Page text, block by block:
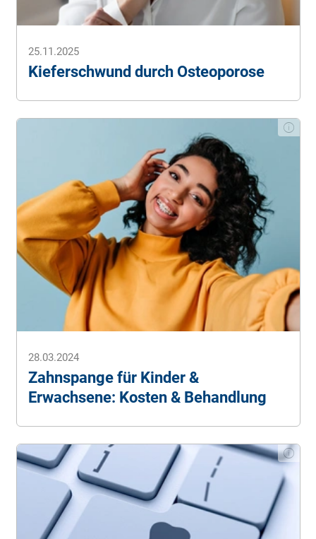
25.11.2025
Kieferschwund durch Osteoporose
28.03.2024
Zahnspange für Kinder &
Erwachsene: Kosten & Behandlung